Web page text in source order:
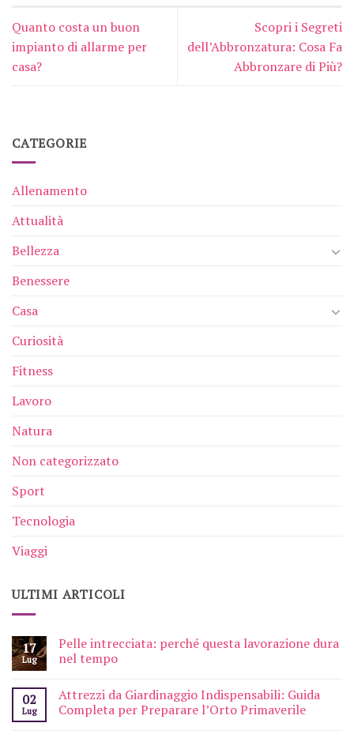
Quanto costa un buon
impianto di allarme per
casa?
Scopri i Segreti
dell’Abbronzatura: Cosa Fa
Abbronzare di Più?
CATEGORIE
Allenamento
Attualità
Bellezza
Benessere
Casa
Curiosità
Fitness
Lavoro
Natura
Non categorizzato
Sport
Tecnologia
Viaggi
ULTIMI ARTICOLI
17
Lug
Pelle intrecciata: perché questa lavorazione dura
nel tempo
02
Lug
Attrezzi da Giardinaggio Indispensabili: Guida
Completa per Preparare l’Orto Primaverile